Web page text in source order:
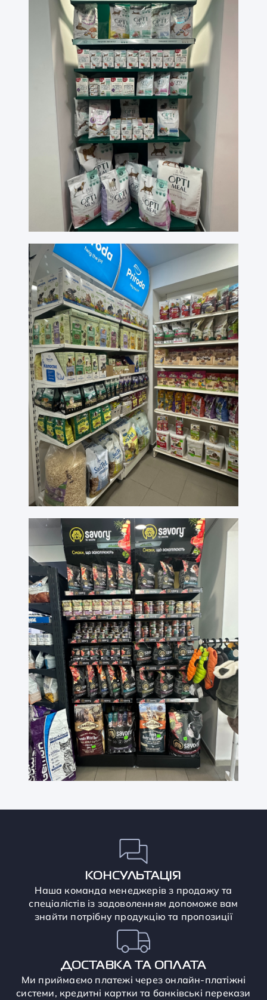
КОНСУЛЬТАЦІЯ
Наша команда менеджерів з продажу та
спеціалістів із задоволенням допоможе вам
знайти потрібну продукцію та пропозиції
ДОСТАВКА ТА ОПЛАТА
Ми приймаємо платежі через онлайн-платіжні
системи, кредитні картки та банківські перекази